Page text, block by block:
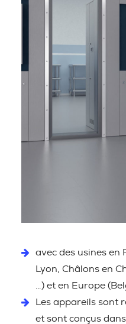
avec des usines en
Lyon, Châlons en
…) et en Europe
Les appareils sont
et sont conçus